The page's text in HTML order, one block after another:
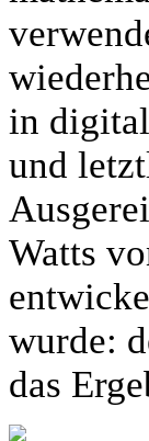
in
und
Watts
wurde:
das